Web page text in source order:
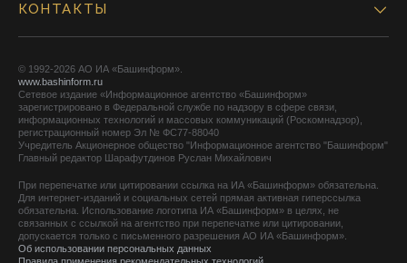
КОНТАКТЫ
© 1992-2026 АО ИА «Башинформ».
www.bashinform.ru
Сетевое издание «Информационное агентство «Башинформ»
зарегистрировано в Федеральной службе по надзору в сфере связи,
информационных технологий и массовых коммуникаций (Роскомнадзор),
регистрационный номер Эл № ФС77-88040
Учредитель Акционерное общество "Информационное агентство "Башинформ"
Главный редактор Шарафутдинов Руслан Михайлович
При перепечатке или цитировании ссылка на ИА «Башинформ» обязательна.
Для интернет-изданий и социальных сетей прямая активная гиперссылка
обязательна. Использование логотипа ИА «Башинформ» в целях, не
связанных с ссылкой на агентство при перепечатке или цитировании,
допускается только с письменного разрешения АО ИА «Башинформ».
Об использовании персональных данных